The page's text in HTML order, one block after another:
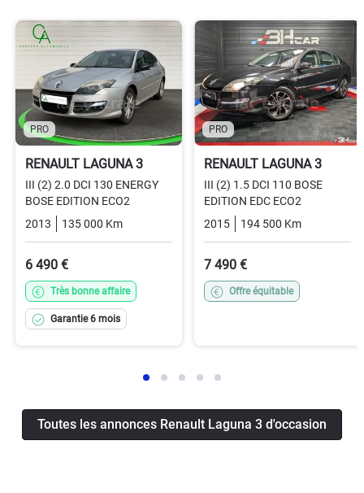
PRO
RENAULT LAGUNA 3
III (2) 2.0 DCI 130 ENERGY
BOSE EDITION ECO2
2013
135 000 Km Diesel
6 490 €
Très bonne affaire
Garantie 6 mois
PRO
RENAULT LAGUNA 3
III (2) 1.5 DCI 110 BOSE
EDITION EDC ECO2
2015
194 500 Km
7 490 €
Offre équitable
Toutes les annonces Renault Laguna 3 d'occasion